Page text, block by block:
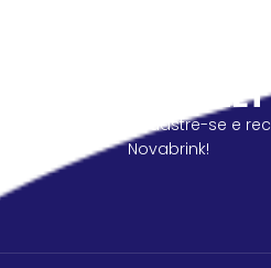
cadastre-se e
Novabrink!